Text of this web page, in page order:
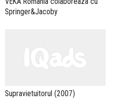
Springer&Jacoby
Supravietuitorul (2007)